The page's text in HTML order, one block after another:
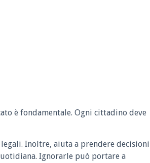
è fondamentale. Ogni cittadino deve
Inoltre, aiuta a prendere decisioni
Ignorarle può portare a